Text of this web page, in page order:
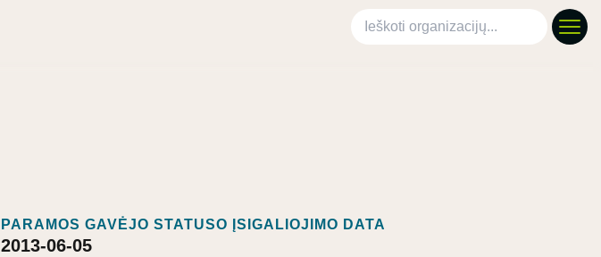
Ieškoti organizacijų
PARAMOS GAVĖJO STATUSO ĮSIGALIOJIMO DATA
2013-06-05